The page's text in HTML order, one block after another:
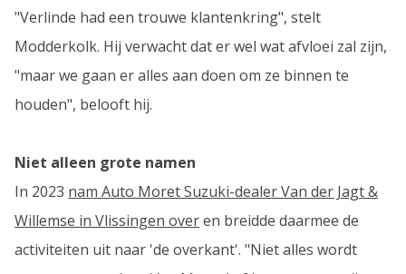
"Verlinde had een trouwe klantenkring", stelt
Modderkolk. Hij verwacht dat er wel wat afvloei zal zijn,
"maar we gaan er alles aan doen om ze binnen te
houden", belooft hij.
Niet alleen grote namen
In 2023 nam Auto Moret Suzuki-dealer Van der Jagt &
Willemse in Vlissingen overen breidde daarmee de
activiteiten uit naar 'de overkant'. "Niet alles wordt